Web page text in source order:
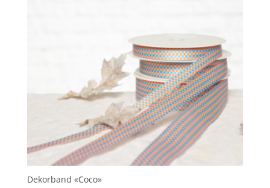
Dekorband «Coco»